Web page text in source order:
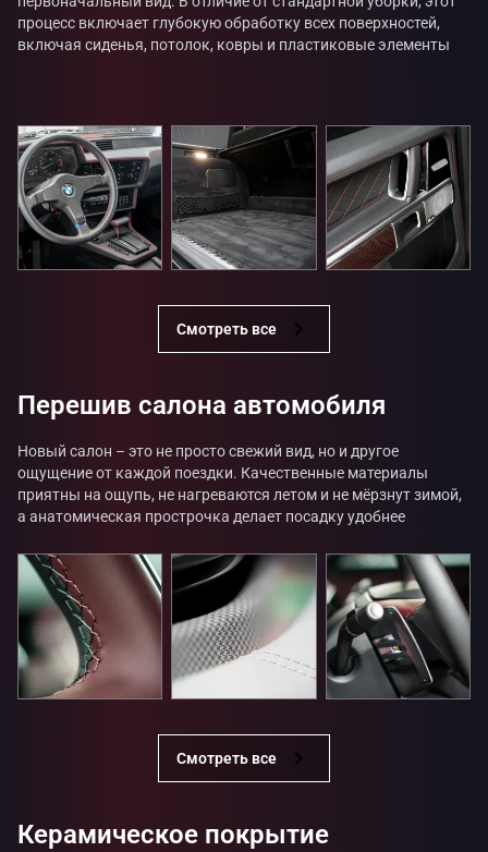
процесс включает глубокую обработку всех поверхностей,
включая сиденья, потолок, ковры и пластиковые элементы
Смотреть все
Перешив салона автомобиля
Новый салон – это не просто свежий вид, но и другое
ощущение от каждой поездки. Качественные материалы
приятны на ощупь, не нагреваются летом и не мёрзнут зимой,
а анатомическая прострочка делает посадку удобнее
Смотреть все
Керамическое покрытие